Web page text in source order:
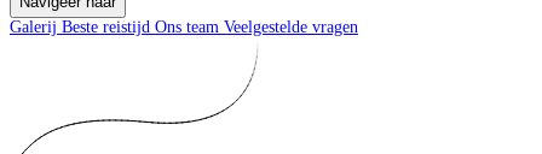
Galerij Beste reistijd Ons team Veelgestelde vragen